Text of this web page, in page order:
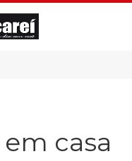
casa